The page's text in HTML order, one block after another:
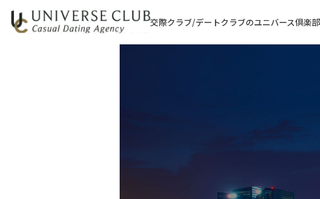
交際クラブ/デートクラブのユニバース倶楽部